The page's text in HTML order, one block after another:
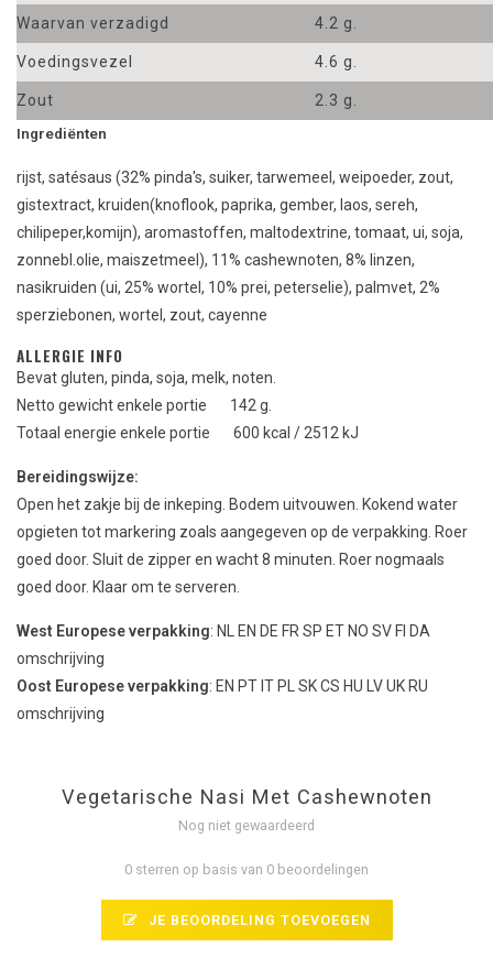
Waarvan verzadigd 4.2 g.
Voedingsvezel 4.6 g.
Zout 2.3 g.
Ingrediënten
rijst, satésaus (32% pinda's, suiker, tarwemeel, weipoeder, zout,
gistextract, kruiden(knoflook, paprika, gember, laos, sereh,
chilipeper,komijn), aromastoffen, maltodextrine, tomaat, ui, soja,
zonnebl.olie, maiszetmeel), 11% cashewnoten, 8% linzen,
nasikruiden (ui, 25% wortel, 10% prei, peterselie), palmvet, 2%
sperziebonen, wortel, zout, cayenne
ALLERGIE INFO
Bevat gluten, pinda, soja, melk, noten.
Netto gewicht enkele portie 142 g.
Totaal energie enkele portie 600 kcal / 2512 kJ
Bereidingswijze:
Open het zakje bij de inkeping. Bodem uitvouwen. Kokend water
opgieten tot markering zoals aangegeven op de verpakking. Roer
goed door. Sluit de zipper en wacht 8 minuten. Roer nogmaals
goed door. Klaar om te serveren.
West Europese verpakking: NL EN DE FR SP ET NO SV FI DA
omschrijving
Oost Europese verpakking: EN PT IT PL SK CS HU LV UK RU
omschrijving
Vegetarische Nasi Met Cashewnoten
Nog niet gewaardeerd
0 sterren op basis van 0 beoordelingen
JE BEOORDELING TOEVOEGEN